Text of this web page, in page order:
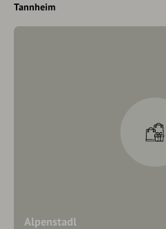
Tannheim
Alpenstadl